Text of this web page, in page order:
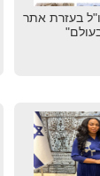
בעזרת אתר